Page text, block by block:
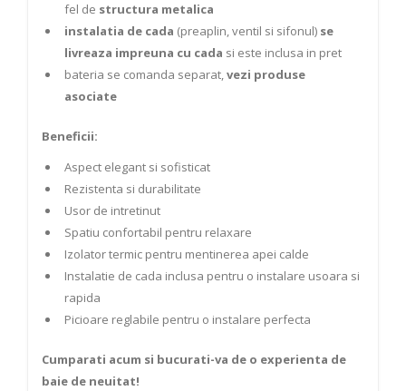
fel de structura metalica
instalatia de cada (preaplin, ventil si sifonul) se
livreaza impreuna cu cada si este inclusa in pret
bateria se comanda separat,vezi produse
asociate
Beneficii:
Aspect elegant si sofisticat
Rezistenta si durabilitate
Usor de intretinut
Spatiu confortabil pentru relaxare
Izolator termic pentru mentinerea apei calde
Instalatie de cada inclusa pentru o instalare usoara si
rapida
Picioare reglabile pentru o instalare perfecta
Cumparati acum si bucurati-va de o experienta de
baie de neuitat!